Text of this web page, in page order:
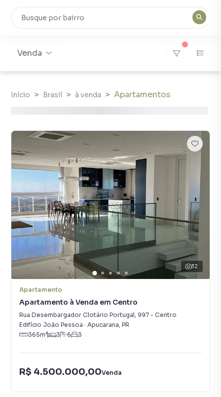
Venda
Início Brasil à venda Apartamentos
32
Apartamento
Apartamento à Venda em Centro
Rua Desembargador Clotário Portugal, 997 - Centro
Edifício João Pessoa · Apucarana, PR
365m² 3 6 3
R$ 4.500.000,00Venda